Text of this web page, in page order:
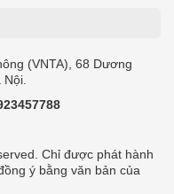
(VNTA), 68 Dương
Chỉ được phát hành
ý bằng văn bản của